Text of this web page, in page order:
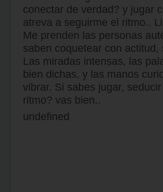
conectar de verdad? y jugar
atreva a seguirme el ritmo..
Me prenden las personas
saben coquetear con actitud,
Las miradas intensas, las
bien dichas, y las manos
vibrar. Si sabes jugar,
ritmo? vas bien..
undefined